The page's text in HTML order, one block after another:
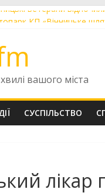
ветерани
варта»: де у
випускники з
вашого міста
СУСПІЛЬСТВО
лікар